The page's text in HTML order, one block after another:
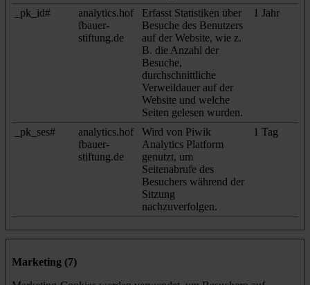
_pk_id#
analytics.hof
fbauer-
stiftung.de
Erfasst Statistiken über
Besuche des Benutzers
auf der Website, wie z.
B. die Anzahl der
Besuche,
durchschnittliche
Verweildauer auf der
Website und welche
Seiten gelesen wurden.
1 Jahr
_pk_ses#
analytics.hof
fbauer-
stiftung.de
Wird von Piwik
Analytics Platform
genutzt, um
Seitenabrufe des
Besuchers während der
Sitzung
nachzuverfolgen.
1 Tag
Marketing (7)